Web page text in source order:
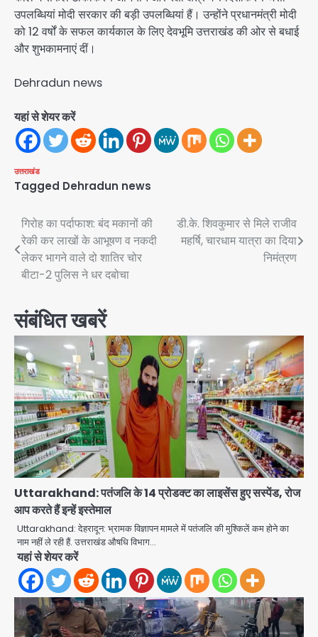
उपलब्धियां मोदी सरकार की बड़ी उपलब्धियां हैं। उन्होंने प्रधानमंत्री मोदी
को 12 वर्षों के सफल कार्यकाल के लिए देवभूमि उत्तराखंड की ओर से बधाई
और शुभकामनाएं दीं।
Dehradun news
यहां से शेयर करें
उत्तराखंड
Tagged Dehradun news
Post
navigation
गिरोह का पर्दाफाश: बंद मकानों की
रेकी कर लाखों के आभूषण व नकदी
लेकर भागने वाले दो शातिर चोर
बीटा-2 पुलिस ने धर दबोचा
डी.के. शिवकुमार से मिले राजीव
महर्षि, चारधाम यात्रा का दिया
निमंत्रण
संबंधित खबरें
Uttarakhand: पतंजलि के 14 प्रोडक्ट का लाइसेंस हुए सस्‍पेंड, रोज
आप करते हैं इन्‍हें इस्‍तेमाल
Uttarakhand: देहरादून: भ्रामक विज्ञापन मामले में पतंजलि की मुश्किलें कम होने का
नाम नहीं ले रही हैं. उत्तराखंड औषधि विभाग…
यहां से शेयर करें